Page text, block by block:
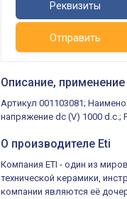
Реквизиты
Отправить
Описание, применение
Артикул 001103081;
напряжение dc (V) 1000 d.c.;
О производителе Eti
Компания ETI - один из
технической керамики,
компании являются её